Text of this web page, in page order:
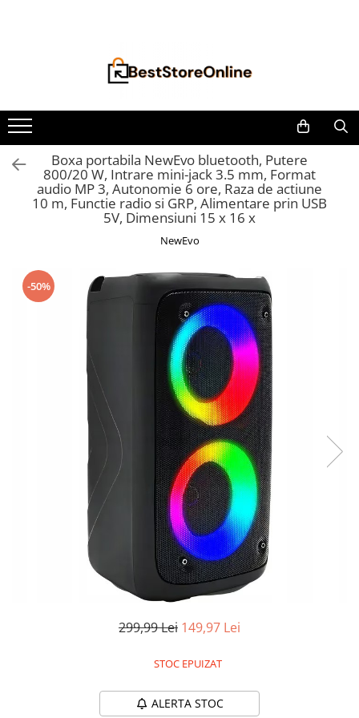
Accesorii aparate climatizare
Accesorii console gaming
Accesorii si Piese Aspiratoare
Aspiratoare Universale
Dyson
iRobot Roomba
Karcher Parkside
Tefal Rowenta X-Force Flex
Xiaomi Roborock
Accesorii auto interioare
Aspiratoare Auto
Produse Cosmetica Auto
Casa, Gradina & Bricolaj
Accesorii mese si scaune
Accesorii prize si intrerupatoare
Clesti si Patenti
Corpuri de iluminat interior
Echipamente protectia muncii
Frapiere si Clesti Gheata
Boxa portabila NewEvo bluetooth, Putere
800/20 W, Intrare mini-jack 3.5 mm, Format
audio MP 3, Autonomie 6 ore, Raza de actiune
10 m, Functie radio si GRP, Alimentare prin USB
5V, Dimensiuni 15 x 16 x
NewEvo
-50%
299,99 Lei 149,97 Lei
STOC EPUIZAT
ALERTA STOC